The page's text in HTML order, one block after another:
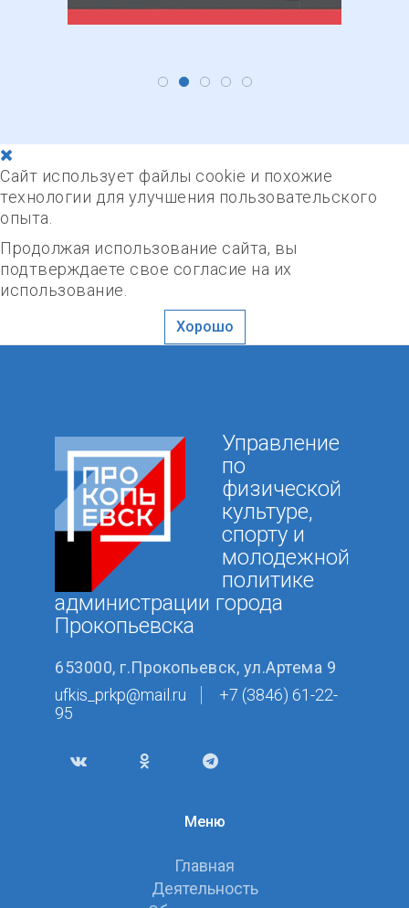
Сайт использует файлы cookie и похожие
технологии для улучшения пользовательского
опыта.
Продолжая использование сайта, вы
подтверждаете свое согласие на их
использование.
Хорошо
Управление
по
физической
культуре,
спорту и
молодежной
политике
администрации города
Прокопьевска
653000, г.Прокопьевск, ул.Артема 9
ufkis_prkp@mail.ru
+7 (3846) 61-22-
95
Меню
Главная
Деятельность